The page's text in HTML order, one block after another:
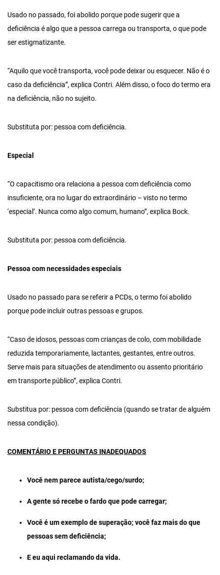
Usado no passado, foi abolido porque pode sugerir que a
deficiência é algo que a pessoa carrega ou transporta, o que pode
ser estigmatizante.
“Aquilo que você transporta, você pode deixar ou esquecer. Não é o
caso da deficiência”, explica Contri. Além disso, o foco do termo era
na deficiência, não no sujeito.
Substituta por: pessoa com deficiência.
Especial
“O capacitismo ora relaciona a pessoa com deficiência como
insuficiente, ora no lugar do extraordinário – visto no termo
‘especial’. Nunca como algo comum, humano”, explica Bock.
Substituta por: pessoa com deficiência.
Pessoa com necessidades especiais
Usado no passado para se referir a PCDs, o termo foi abolido
porque pode incluir outras pessoas e grupos.
“Caso de idosos, pessoas com crianças de colo, com mobilidade
reduzida temporariamente, lactantes, gestantes, entre outros.
Serve mais para situações de atendimento ou assento prioritário
em transporte público”, explica Contri.
Substitua por: pessoa com deficiência (quando se tratar de alguém
nessa condição).
COMENTÁRIO E PERGUNTAS INADEQUADOS
Você nem parece autista/cego/surdo;
A gente só recebe o fardo que pode carregar;
Você é um exemplo de superação; você faz mais do que
pessoas sem deficiência;
E eu aqui reclamando da vida.